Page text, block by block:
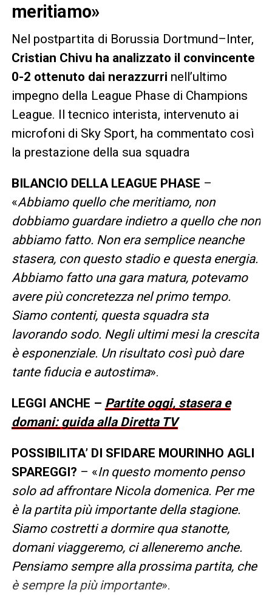
meritiamo»
Nel postpartita di Borussia Dortmund–Inter,
Cristian Chivu ha analizzato il convincente
0-2 ottenuto dai nerazzurri nell’ultimo
impegno della League Phase di Champions
League. Il tecnico interista, intervenuto ai
microfoni di Sky Sport, ha commentato così
la prestazione della sua squadra
BILANCIO DELLA LEAGUE PHASE –
«Abbiamo quello che meritiamo, non
dobbiamo guardare indietro a quello che non
abbiamo fatto. Non era semplice neanche
stasera, con questo stadio e questa energia.
Abbiamo fatto una gara matura, potevamo
avere più concretezza nel primo tempo.
Siamo contenti, questa squadra sta
lavorando sodo. Negli ultimi mesi la crescita
è esponenziale. Un risultato così può dare
tante fiducia e autostima».
LEGGI ANCHE – Partite oggi, stasera e
domani: guida alla Diretta TV
POSSIBILITA’ DI SFIDARE MOURINHO AGLI
SPAREGGI? – «In questo momento penso
solo ad affrontare Nicola domenica. Per me
è la partita più importante della stagione.
Siamo costretti a dormire qua stanotte,
domani viaggeremo, ci alleneremo anche.
Pensiamo sempre alla prossima partita, che
è sempre la più importante».